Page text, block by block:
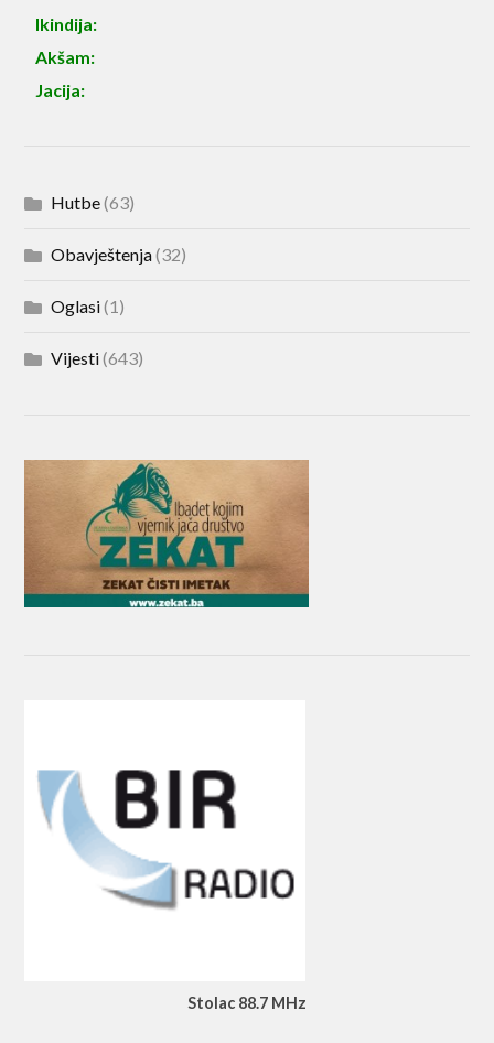
Ikindija:
Akšam:
Jacija:
Hutbe(63)
Obavještenja(32)
Oglasi(1)
Vijesti(643)
Stolac 88.7 MHz